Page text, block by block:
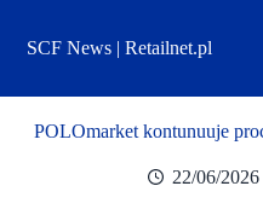
treściSCF News | Retailnet.pl
POLOmarket kontunuuje
22/06/2026